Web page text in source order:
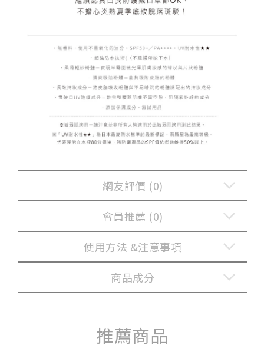
網友評價 (0)
會員推薦 (0)
使用方法 &注意事項
商品成分
推薦商品